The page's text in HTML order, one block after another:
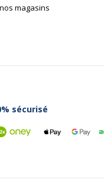
magasins
sécurisé